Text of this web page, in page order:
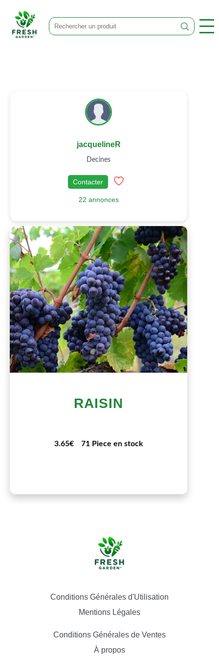
jacquelineR
Decines
Contacter
22 annonces
RAISIN
3.65€ 71 Piece en stock
Conditions Générales d'Utilisation
Mentions Légales
Conditions Générales de Ventes
À propos